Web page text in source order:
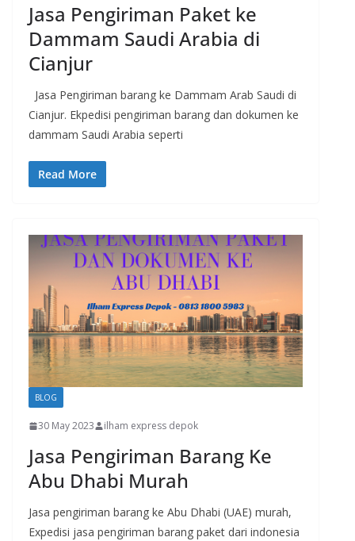
Jasa Pengiriman Paket ke
Dammam Saudi Arabia di
Cianjur
Jasa Pengiriman barang ke Dammam Arab Saudi di
Cianjur. Ekpedisi pengiriman barang dan dokumen ke
dammam Saudi Arabia seperti
Read More
BLOG
30 May 2023 ilham express depok
Jasa Pengiriman Barang Ke
Abu Dhabi Murah
Jasa pengiriman barang ke Abu Dhabi (UAE) murah,
Expedisi jasa pengiriman barang paket dari indonesia